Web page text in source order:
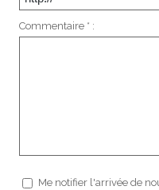
Commentaire * :
Me notifier l'arrivée de